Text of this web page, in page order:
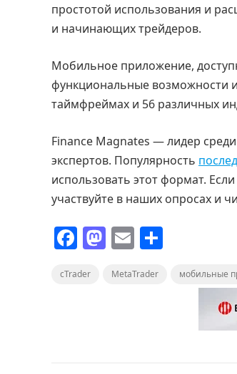
простотой использования и
и начинающих трейдеров.
Мобильное приложение,
функциональные возможности
таймфреймах и 56 различных
Finance Magnates — лидер
экспертов. Популярность
использовать этот формат.
участвуйте в наших опросах и
F
c
M
st
E
ai
cTrader MetaTrader мобильные